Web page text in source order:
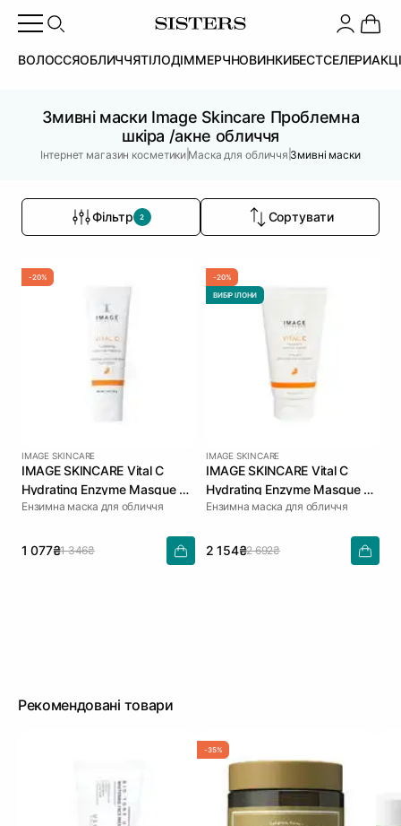
ВОЛОССЯОБЛИЧЧЯТІЛОДІММЕРЧНОВИНКИБЕСТСЕЛЕРИ
Змивні маски Image Skincare Проблемна
шкіра /акне обличчя
Інтернет магазин косметики |Маска для обличчя |Змивні маски
Фільтр 2 Сортувати
-20%
IMAGE SKINCARE
IMAGE SKINCARE Vital C
Hydrating Enzyme Masque 28
г
Ензимна маска для обличчя
1 077₴1 346₴
-20%
ВИБІР ІЛОНИ
IMAGE SKINCARE
IMAGE SKINCARE Vital C
Hydrating Enzyme Masque 57
г
Ензимна маска для обличчя
2 154₴2 692₴
Рекомендовані товари
-35%